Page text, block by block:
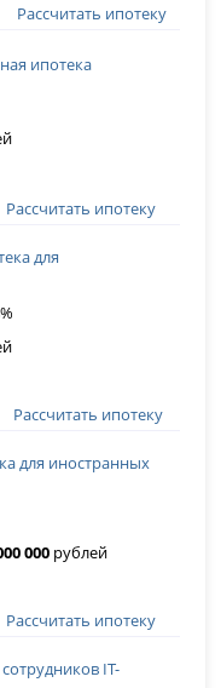
Рассчитать ипотеку
ипотека
Рассчитать ипотеку
для
%
Рассчитать ипотеку
для иностранных
000 рублей
Рассчитать ипотеку
IT-